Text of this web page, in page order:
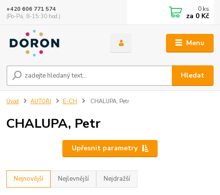
Menu
Hledat
+420 606 771 574
(Po-Pá, 8-15:30 hod.)
0 ks
za 0 Kč
Úvod AUTOŘI E-CH CHALUPA, Petr
CHALUPA, Petr
Upřesnit parametry
Nejnovější Nejlevnější Nejdražší